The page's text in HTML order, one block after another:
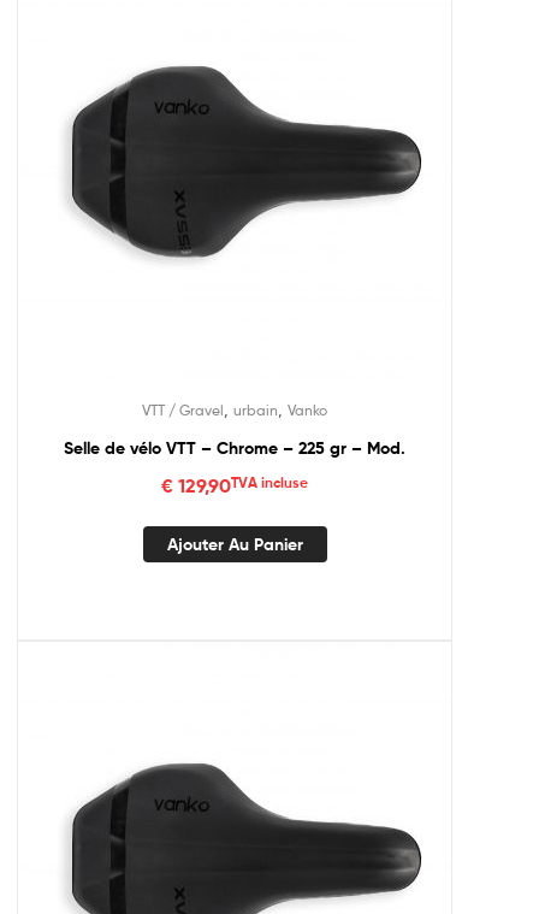
VTT / Gravel urbain Vanko
Selle de vélo VTT – Chrome – 225 gr – Mod.
€ 129,90TVA incluse
Ajouter Au Panier